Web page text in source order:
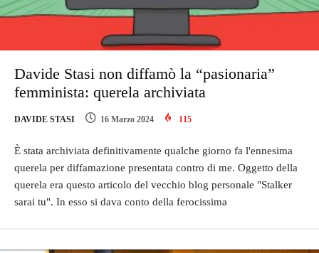
Davide Stasi non diffamò la “pasionaria”
femminista: querela archiviata
DAVIDE STASI 16 Marzo 2024 115
È stata archiviata definitivamente qualche giorno fa l'ennesima
querela per diffamazione presentata contro di me. Oggetto della
querela era questo articolo del vecchio blog personale "Stalker
sarai tu". In esso si dava conto della ferocissima